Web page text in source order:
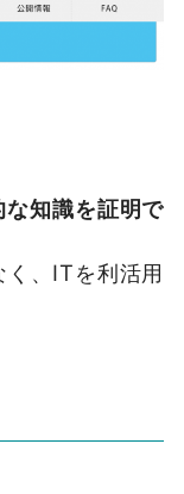
知識を証明で
、ITを利活用